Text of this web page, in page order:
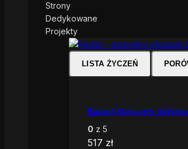
Strony
Dedykowane
Projekty
LISTA ŻYCZEŃ
Raport końcowy
0 z 5
517 zł